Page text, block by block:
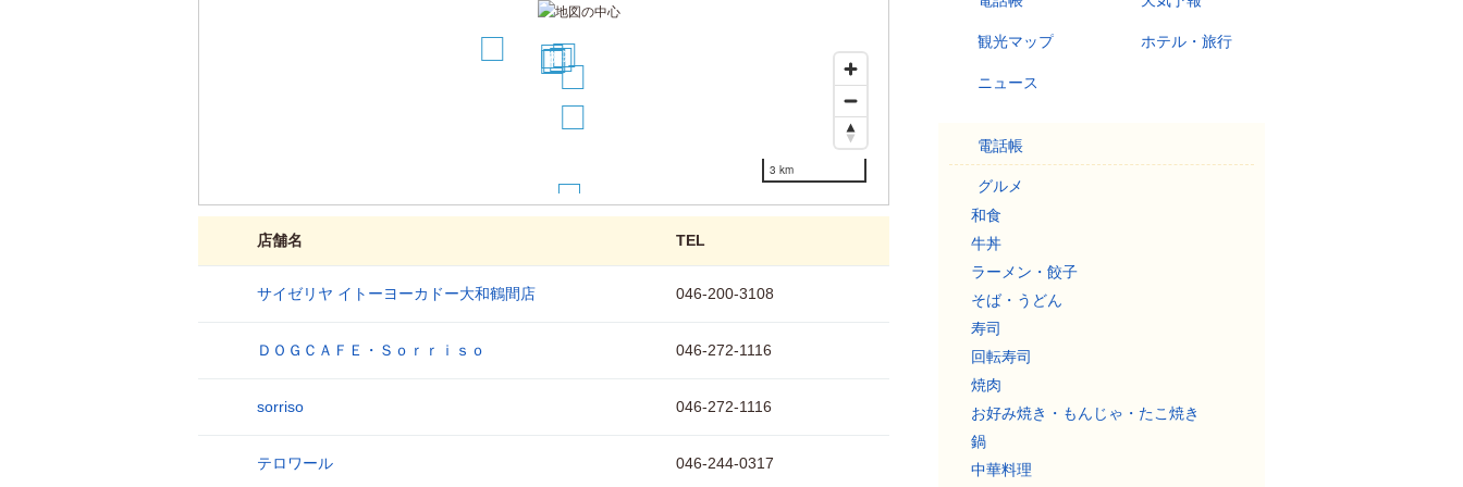
89
10
1112
16
3 km
店舗名 TEL
サイゼリヤ イトーヨーカドー大和鶴間店 046-200-3108
ＤＯＧＣＡＦＥ・Ｓｏｒｒｉｓｏ 046-272-1116
sorriso 046-272-1116
テロワール 046-244-0317
観光マップ ホテル・旅行
ニュース
電話帳
グルメ
和食
牛丼
ラーメン・餃子
そば・うどん
寿司
回転寿司
焼肉
お好み焼き・もんじゃ・たこ焼き
鍋
中華料理